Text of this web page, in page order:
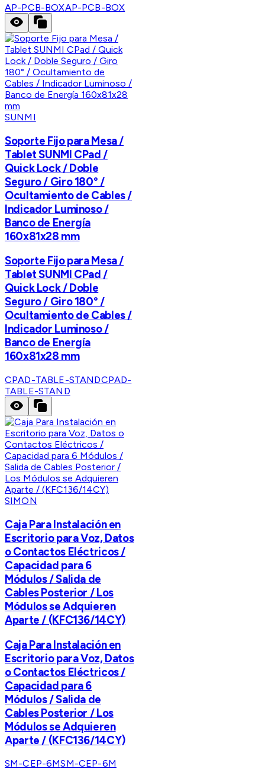
AP-PCB-BOXAP-PCB-BOX
SUNMI
Soporte Fijo para Mesa /
Tablet SUNMI CPad /
Quick Lock / Doble
Seguro / Giro 180° /
Ocultamiento de Cables /
Indicador Luminoso /
Banco de Energía
160x81x28 mm
Soporte Fijo para Mesa /
Tablet SUNMI CPad /
Quick Lock / Doble
Seguro / Giro 180° /
Ocultamiento de Cables /
Indicador Luminoso /
Banco de Energía
160x81x28 mm
CPAD-TABLE-STANDCPAD-
TABLE-STAND
SIMON
Caja Para Instalación en
Escritorio para Voz, Datos
o Contactos Eléctricos /
Capacidad para 6
Módulos / Salida de
Cables Posterior / Los
Módulos se Adquieren
Aparte / (KFC136/14CY)
Caja Para Instalación en
Escritorio para Voz, Datos
o Contactos Eléctricos /
Capacidad para 6
Módulos / Salida de
Cables Posterior / Los
Módulos se Adquieren
Aparte / (KFC136/14CY)
SM-CEP-6MSM-CEP-6M